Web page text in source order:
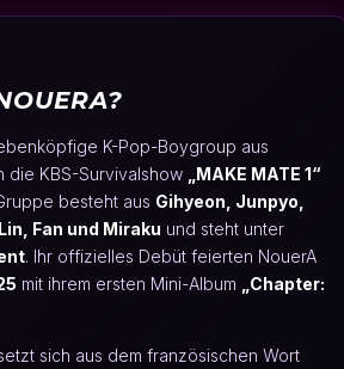
K-Pop-Boygroup aus
die KBS-Survivalshow
„MAKE MATE 1“
besteht aus Gihyeon, Junpyo,
Fan und Miraku und steht unter
. Ihr offizielles Debüt feierten NouerA
mit ihrem ersten Mini-Album
„Chapter:
sich aus dem französischen Wort